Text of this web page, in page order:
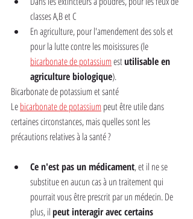
classes A,B et C
En agriculture, pour l'amendement des sols et
pour la lutte contre les moisissures (le
bicarbonate de potassium est utilisable en
agriculture biologique).
Bicarbonate de potassium et santé
Le bicarbonate de potassium peut être utile dans
certaines circonstances, mais quelles sont les
précautions relatives à la santé ?
Ce n'est pas un médicament, et il ne se
substitue en aucun cas à un traitement qui
pourrait vous être prescrit par un médecin. De
plus, il peut interagir avec certains